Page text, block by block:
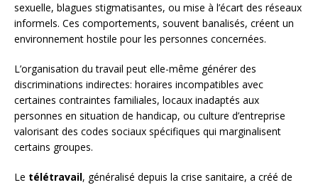
sexuelle, blagues stigmatisantes, ou mise à l’écart des réseaux
informels. Ces comportements, souvent banalisés, créent un
environnement hostile pour les personnes concernées.
L’organisation du travail peut elle-même générer des
discriminations indirectes: horaires incompatibles avec
certaines contraintes familiales, locaux inadaptés aux
personnes en situation de handicap, ou culture d’entreprise
valorisant des codes sociaux spécifiques qui marginalisent
certains groupes.
Le télétravail, généralisé depuis la crise sanitaire, a créé de